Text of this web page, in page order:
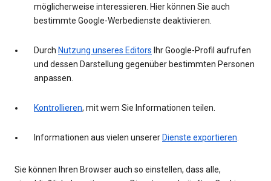
möglicherweise interessieren. Hier können Sie auch
bestimmte Google-Werbedienste deaktivieren.
Durch Nutzung unseres Editors Ihr Google-Profil aufrufen
und dessen Darstellung gegenüber bestimmten Personen
anpassen.
Kontrollieren, mit wem Sie Informationen teilen.
Informationen aus vielen unserer Dienste exportieren.
Sie können Ihren Browser auch so einstellen, dass alle,